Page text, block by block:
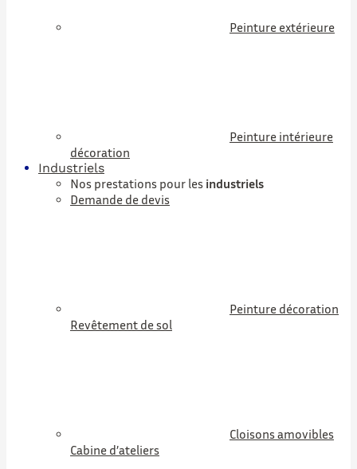
Peinture extérieure
Peinture intérieure
décoration
Industriels
Nos prestations pour les industriels
Demande de devis
Peinture décoration
Revêtement de sol
Cloisons amovibles
Cabine d’ateliers